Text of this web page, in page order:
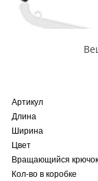
Артикул
Длина
Ширина
Цвет
Вращающийся крючок
Кол-во в коробке